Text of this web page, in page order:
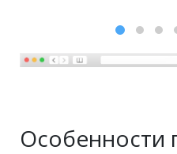
Особенности